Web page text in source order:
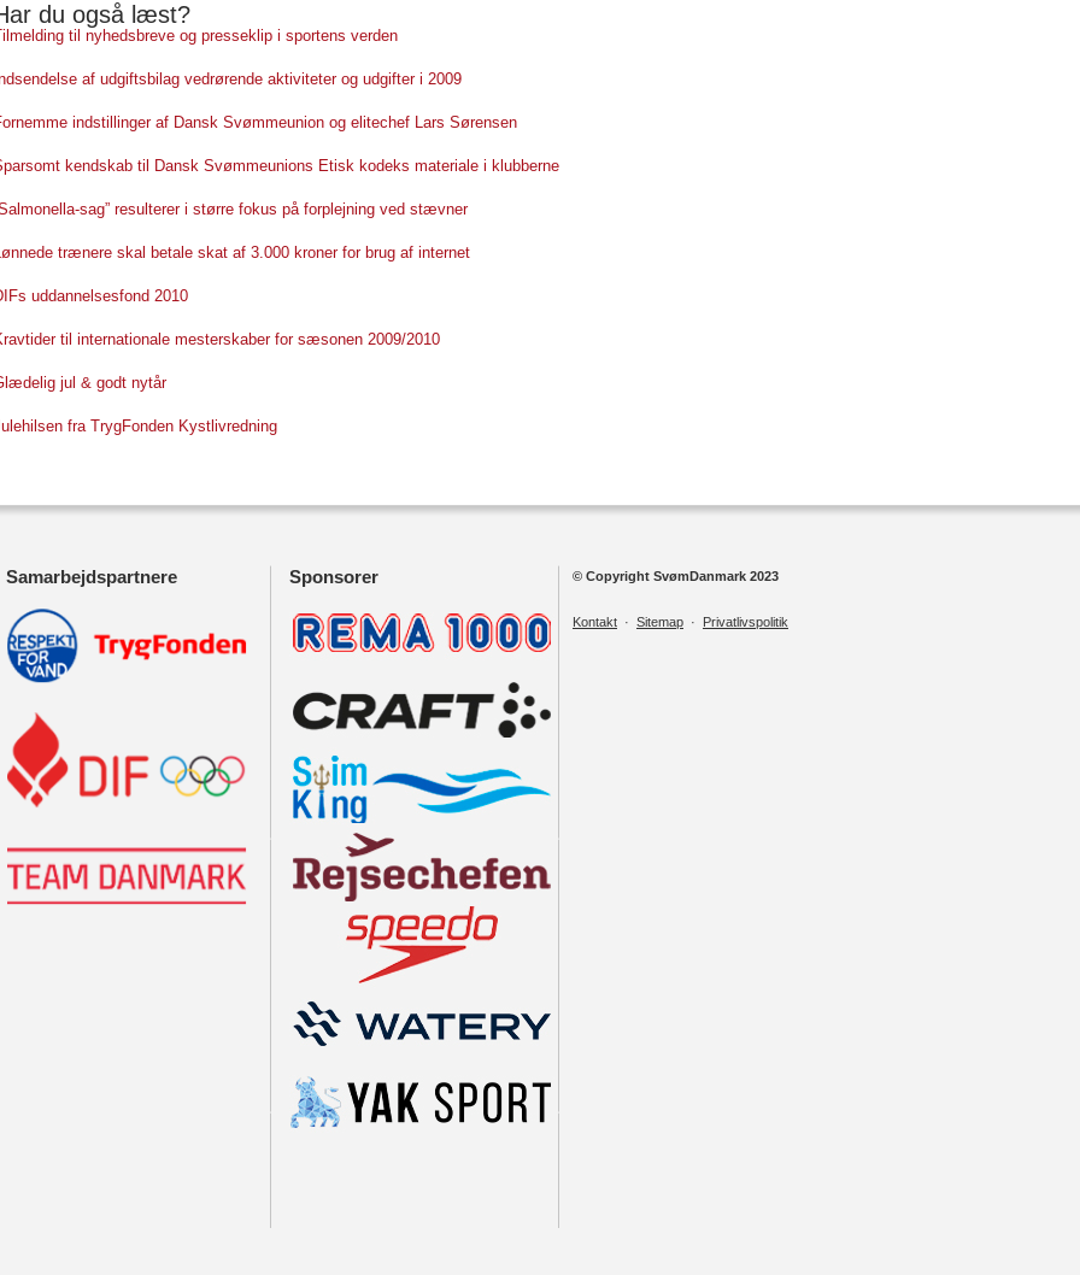
du også læst?
til nyhedsbreve og presseklip i sportens verden
af udgiftsbilag vedrørende aktiviteter og udgifter i 2009
indstillinger af Dansk Svømmeunion og elitechef Lars Sørensen
kendskab til Dansk Svømmeunions Etisk kodeks materiale i klubberne
sag” resulterer i større fokus på forplejning ved stævner
trænere skal betale skat af 3.000 kroner for brug af internet
uddannelsesfond 2010
til internationale mesterskaber for sæsonen 2009/2010
jul & godt nytår
fra TrygFonden Kystlivredning
Samarbejdspartnere Sponsorer © Copyright SvømDanmark 2023
Kontakt · Sitemap · Privatlivspolitik